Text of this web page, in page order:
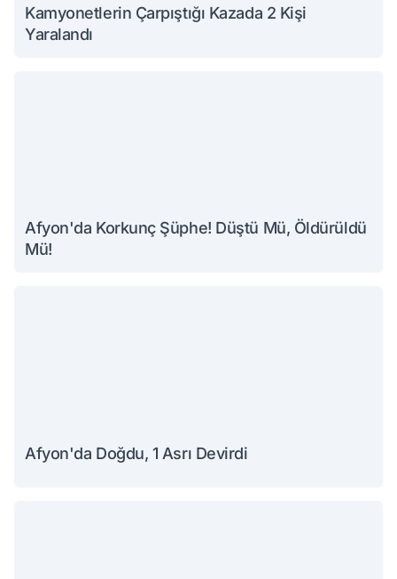
Kamyonetlerin Çarpıştığı Kazada 2 Kişi
Yaralandı
Afyon'da Korkunç Şüphe! Düştü Mü, Öldürüldü
Mü!
Afyon'da Doğdu, 1 Asrı Devirdi